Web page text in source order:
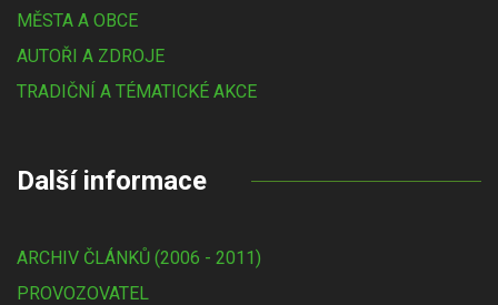
MĚSTA A OBCE
AUTOŘI A ZDROJE
TRADIČNÍ A TÉMATICKÉ AKCE
Další informace
ARCHIV ČLÁNKŮ (2006 - 2011)
PROVOZOVATEL